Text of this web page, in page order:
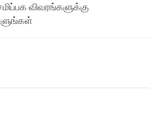
விவரங்களுக்கு